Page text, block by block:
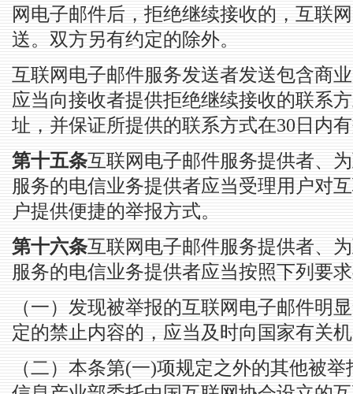
网电子邮件后，拒绝继续接收的，互联
送。双方另有约定的除外。
互联网电子邮件服务发送者发送包含商
应当向接收者提供拒绝继续接收的联系
址，并保证所提供的联系方式在30日内
第十五条互联网电子邮件服务提供者、
服务的电信业务提供者应当受理用户对
户提供便捷的举报方式。
第十六条互联网电子邮件服务提供者、
服务的电信业务提供者应当按照下列要
（一）发现被举报的互联网电子邮件明
定的禁止内容的，应当及时向国家有关
（二）本条第(一)项规定之外的其他被